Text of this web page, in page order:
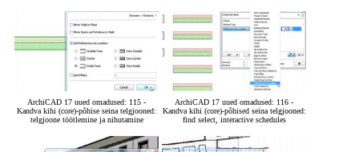
ArchiCAD 17 uued omadused: 115 -
Kandva kihi (core)-põhise seina telgjooned:
telgjoone töötlemine ja nihutamine
ArchiCAD 17 uued omadused: 116 -
Kandva kihi (core)-põhised seina telgjooned:
find select, interactive schedules